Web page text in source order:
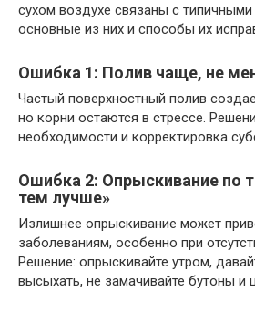
сухом воздухе связаны с
основные из них и способы их
Ошибка 1: Полив чаще, не
Частый поверхностный полив
но корни остаются в стрессе.
необходимости и корректировка
Ошибка 2: Опрыскивание по
тем лучше»
Излишнее опрыскивание может
заболеваниям, особенно при
Решение: опрыскивайте утром,
высыхать, не замачивайте бутоны и